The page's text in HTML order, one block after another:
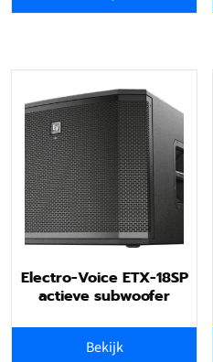
Electro-Voice ETX-18SP
actieve subwoofer
Bekijk